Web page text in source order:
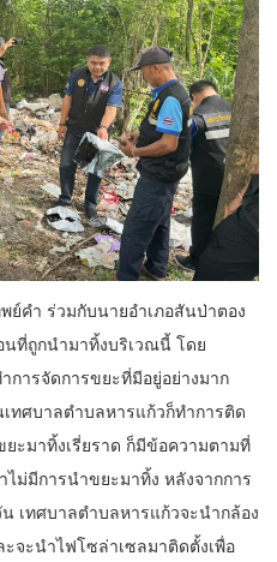
ย์คำ ร่วมกับนายอำเภอสันป่าตอง
นที่ถูกนำมาทิ้งบริเวณนี้ โดย
ารจัดการขยะที่มีอยู่อย่างมาก
ทศบาลตำบลหารแก้วก็ทำการติด
ะมาทิ้งเรี่ยราด ก็มีข้อความตามที่
ม่มีการนำขยะมาทิ้ง หลังจากการ
เทศบาลตำบลหารแก้วจะนำกล้อง
จะนำไฟโซล่าเซลมาติดตั้งเพื่อ